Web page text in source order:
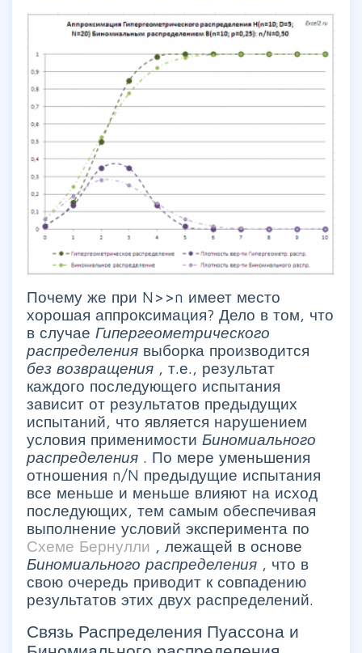
Почему же при N>>n имеет место
хорошая аппроксимация? Дело в том, что
в случае Гипергеометрического
распределения выборка производится
без возвращения , т.е., результат
каждого последующего испытания
зависит от результатов предыдущих
испытаний, что является нарушением
условия применимости Биномиального
распределения . По мере уменьшения
отношения n/N предыдущие испытания
все меньше и меньше влияют на исход
последующих, тем самым обеспечивая
выполнение условий эксперимента по
Схеме Бернулли , лежащей в основе
Биномиального распределения , что в
свою очередь приводит к совпадению
результатов этих двух распределений.
Связь Распределения Пуассона и